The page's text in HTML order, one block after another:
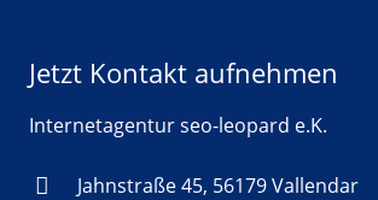
Jetzt Kontakt aufnehmen
Internetagentur seo-leopard e.K.
Jahnstraße 45, 56179 Vallendar